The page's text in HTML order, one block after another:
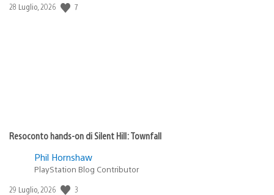
Data
28 Luglio, 2026 7
Resoconto hands-on di Silent Hill: Townfall
Phil Hornshaw
PlayStation Blog Contributor
Data
29 Luglio, 2026 3